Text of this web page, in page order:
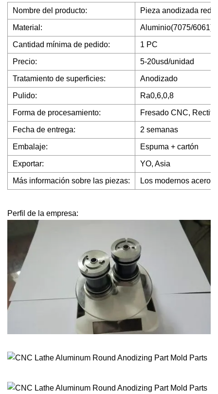
Nombre del producto:
Pieza anodizada
Material: Aluminio(7075/6061)
Cantidad mínima de pedido: 1 PC
Precio: 5-20usd/unidad
Tratamiento de superficies: Anodizado
Pulido: Ra0,6,0,8
Forma de procesamiento: Fresado CNC,
Fecha de entrega: 2 semanas
Embalaje: Espuma + cartón
Exportar: YO, Asia
Más información sobre las piezas: Los modernos
Perfil de la empresa: